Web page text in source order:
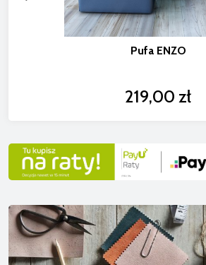
Pufa ENZO
219,00 zł